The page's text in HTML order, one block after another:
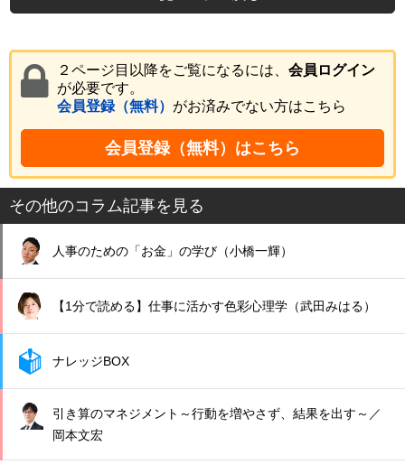
２ページ目以降をご覧になるには、 会員ログイン
が必要です。
会員登録（無料） がお済みでない方はこちら
会員登録（無料）はこちら
その他のコラム記事を見る
人事のための「お金」の学び（小橋一輝）
【1分で読める】仕事に活かす色彩心理学（武田みはる）
ナレッジBOX
引き算のマネジメント～行動を増やさず、結果を出す～／
岡本文宏